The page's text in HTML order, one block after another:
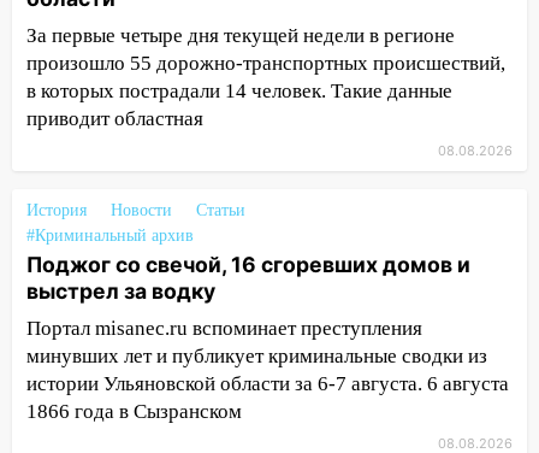
15:27 Прокуратура проверяет
капремонт школы в селе Кивать
15:08 В Кузоватово после прокурорской
проверки обновили разметку на
пешеходных переходах
запретили остановку автомобилей на
50-метровом участке
14:22 В Новом городе 8 августа пройдет
большой фестиваль «Наше время» с
мотофристайлом и концертом
«Мураками»
14:04 Жару смоет ливнями: прогноз
погоды в Ульяновской области на
За первые четыре дня текущей недели в регионе
произошло 55 дорожно-транспортных происшествий,
в которых пострадали 14 человек. Такие данные
приводит областная
08.08.2026
История Новости
Статьи
#Криминальный архив
Поджог со свечой, 16 сгоревших домов и
выстрел за водку
Портал misanec.ru вспоминает преступления
минувших лет и публикует криминальные сводки из
истории Ульяновской области за 6-7 августа. 6 августа
1866 года в Сызранском
08.08.2026